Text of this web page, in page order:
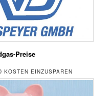
Preise
KOSTEN EINZUSPAREN